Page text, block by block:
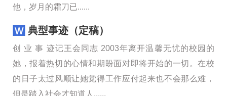
他，岁月的霜刀已......
典型事迹（定稿）
创 业 事 迹记王会同志 2003年离开温馨无忧的校园的
她，报着热切的心情和期盼面对即将开始的一切。在校
的日子太过风顺让她觉得工作应付起来也不会那么难，
但是踏入社会才知道人......